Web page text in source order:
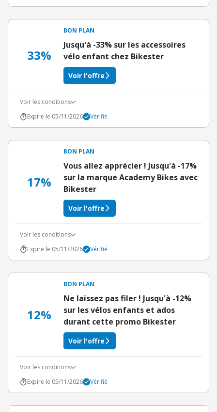
33%
BON PLAN
Jusqu'à -33% sur les accessoires
vélo enfant chez Bikester
Voir l'offre
Voir les conditions
Expire le 05/11/2026
Vérifié
17%
BON PLAN
Vous allez apprécier ! Jusqu'à -17%
sur la marque Academy Bikes avec
Bikester
Voir l'offre
Voir les conditions
Expire le 05/11/2026
Vérifié
12%
BON PLAN
Ne laissez pas filer ! Jusqu'à -12%
sur les vélos enfants et ados
durant cette promo Bikester
Voir l'offre
Voir les conditions
Expire le 05/11/2026
Vérifié